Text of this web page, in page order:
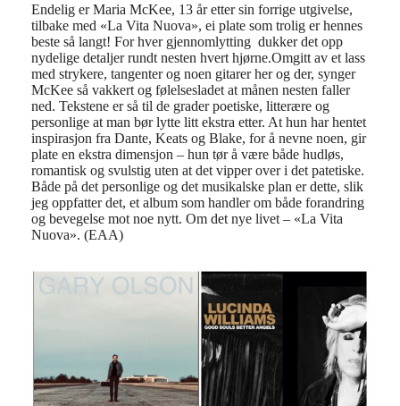
Endelig er Maria McKee, 13 år etter sin forrige utgivelse,
tilbake med «La Vita Nuova», ei plate som trolig er hennes
beste så langt! For hver gjennomlytting dukker det opp
nydelige detaljer rundt nesten hvert hjørne.Omgitt av et lass
med strykere, tangenter og noen gitarer her og der, synger
McKee så vakkert og følelsesladet at månen nesten faller
ned. Tekstene er så til de grader poetiske, litterære og
personlige at man bør lytte litt ekstra etter. At hun har hentet
inspirasjon fra Dante, Keats og Blake, for å nevne noen, gir
plate en ekstra dimensjon – hun tør å være både hudløs,
romantisk og svulstig uten at det vipper over i det patetiske.
Både på det personlige og det musikalske plan er dette, slik
jeg oppfatter det, et album som handler om både forandring
og bevegelse mot noe nytt. Om det nye livet – «La Vita
Nuova». (EAA)